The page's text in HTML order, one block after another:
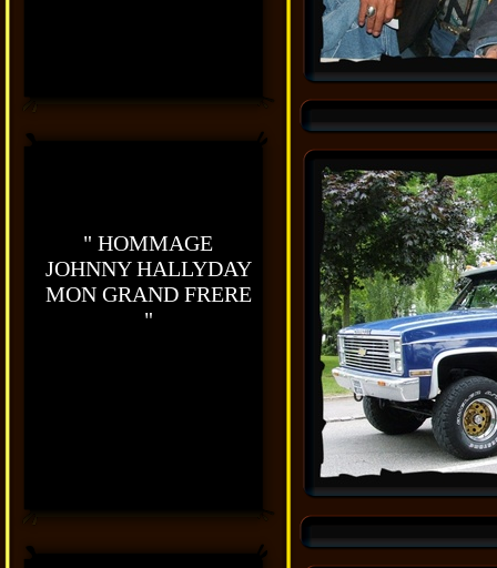
" HOMMAGE
JOHNNY HALLYDAY
MON GRAND FRERE
"